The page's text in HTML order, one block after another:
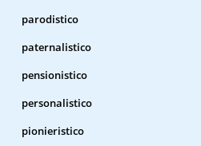
parodistico
paternalistico
pensionistico
personalistico
pionieristico